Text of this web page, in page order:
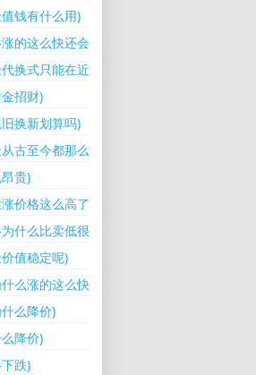
钱有什么用)
的这么快还会下跌吗)
换式只能在近地使用吗)
招财)
换新划算吗)
古至今都那么贵)
贵)
价格这么高了)
什么比卖低很多)
值稳定呢)
么涨的这么快)
么降价)
降价)
跌)